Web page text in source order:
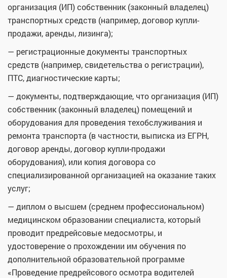
организация (ИП) собственник (законный владелец)
транспортных средств (например, договор купли-
продажи, аренды, лизинга);
— регистрационные документы транспортных
средств (например, свидетельства о регистрации),
ПТС, диагностические карты;
— документы, подтверждающие, что организация (ИП)
собственник (законный владелец) помещений и
оборудования для проведения техобслуживания и
ремонта транспорта (в частности, выписка из ЕГРН,
договор аренды, договор купли-продажи
оборудования), или копия договора со
специализированной организацией на оказание таких
услуг;
— диплом о высшем (среднем профессиональном)
медицинском образовании специалиста, который
проводит предрейсовые медосмотры, и
удостоверение о прохождении им обучения по
дополнительной образовательной программе
«Проведение предрейсового осмотра водителей